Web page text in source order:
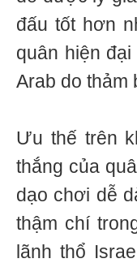
đấu tốt hơn
quân hiện
Arab do thảm
Ưu thế trên
thắng của
dạo chơi dễ
thậm chí
lãnh thổ